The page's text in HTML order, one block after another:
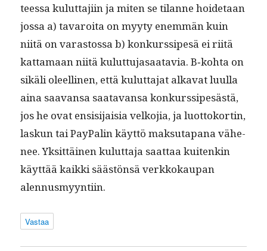
teessa kulut­ta­ji­in ja miten se tilanne hoide­taan
jos­sa a) tavaroi­ta on myy­ty enem­män kuin
niitä on varas­tossa b) konkurssipesä ei riitä
kat­ta­maan niitä kulut­tu­jasaatavia. B‑kohta on
sikäli oleelli­nen, että kulut­ta­jat alka­vat luul­la
aina saa­vansa saata­vansa konkurssipesästä,
jos he ovat ensisi­jaisia velko­jia, ja luot­toko­rtin,
laskun tai Pay­Palin käyt­tö mak­su­ta­pana vähe­
nee. Yksit­täi­nen kulut­ta­ja saat­taa kuitenkin
käyt­tää kaik­ki säästön­sä verkkokau­pan
alennusmyyntiin.
Vastaa